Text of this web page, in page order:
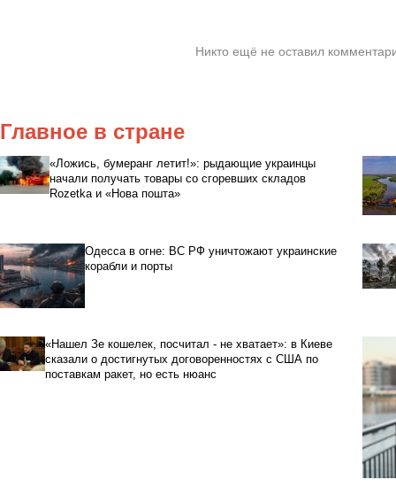
Никто ещё не оставил
Главное в стране
«Ложись, бумеранг летит!»: рыдающие украинцы
начали получать товары со сгоревших складов
Rozetka и «Нова пошта»
Одесса в огне: ВС РФ уничтожают украинские
корабли и порты
«Нашел Зе кошелек, посчитал - не хватает»: в Киеве
сказали о достигнутых договоренностях с США по
поставкам ракет, но есть нюанс